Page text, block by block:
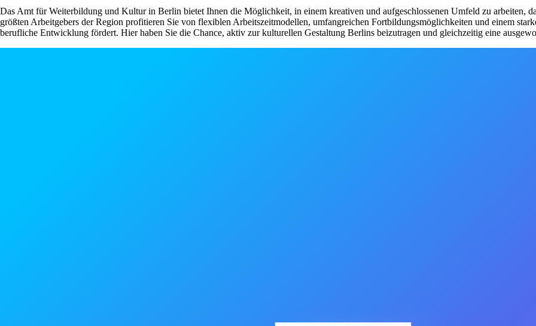
Das Amt für Weiterbildung und Kultur in Berlin bietet Ihnen die Möglichkeit, in einem kreativen und aufgeschlossenen Umfeld zu arbeiten,
größten Arbeitgebers der Region profitieren Sie von flexiblen Arbeitszeitmodellen, umfangreichen Fortbildungsmöglichkeiten und einem
berufliche Entwicklung fördert. Hier haben Sie die Chance, aktiv zur kulturellen Gestaltung Berlins beizutragen und gleichzeitig eine